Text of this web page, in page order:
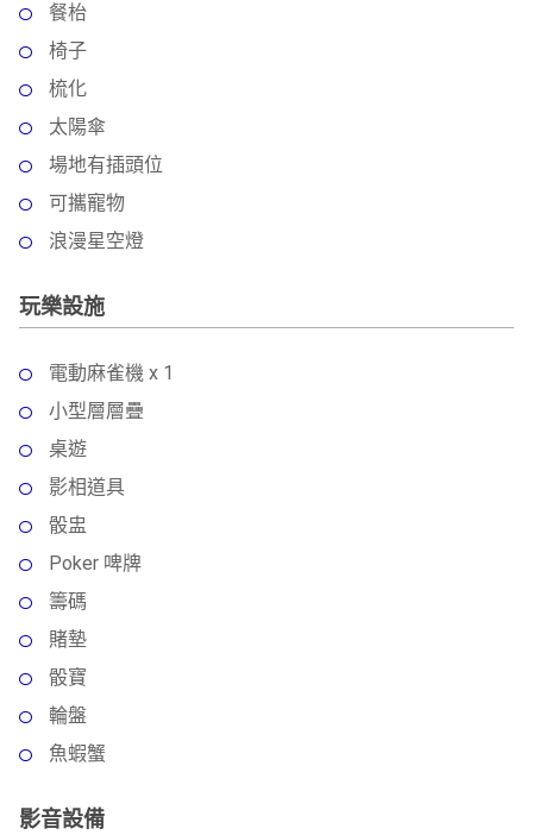
餐枱
椅子
梳化
太陽傘
場地有插頭位
可攜寵物
浪漫星空燈
玩樂設施
電動麻雀機 x 1
小型層層疊
桌遊
影相道具
骰盅
Poker 啤牌
籌碼
賭墊
骰寶
輪盤
魚蝦蟹
影音設備